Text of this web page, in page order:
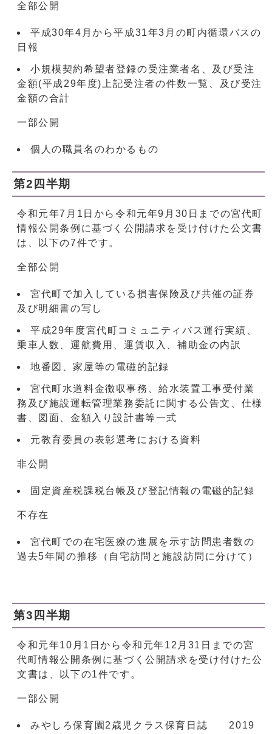
全部公開
平成30年4月から平成31年3月の町内循環バスの
日報
小規模契約希望者登録の受注業者名、及び受注
金額(平成29年度)上記受注者の件数一覧、及び受注
金額の合計
一部公開
個人の職員名のわかるもの
第2四半期
令和元年7月1日から令和元年9月30日までの宮代町
情報公開条例に基づく公開請求を受け付けた公文書
は、以下の7件です。
全部公開
宮代町で加入している損害保険及び共催の証券
及び明細書の写し
平成29年度宮代町コミュニティバス運行実績、
乗車人数、運航費用、運賃収入、補助金の内訳
地番図、家屋等の電磁的記録
宮代町水道料金徴収事務、給水装置工事受付業
務及び施設運転管理業務委託に関する公告文、仕様
書、図面、金額入り設計書等一式
元教育委員の表彰選考における資料
非公開
固定資産税課税台帳及び登記情報の電磁的記録
不存在
宮代町での在宅医療の進展を示す訪問患者数の
過去5年間の推移（自宅訪問と施設訪問に分けて）
第3四半期
令和元年10月1日から令和元年12月31日までの宮
代町情報公開条例に基づく公開請求を受け付けた公
文書は、以下の1件です。
一部公開
みやしろ保育園2歳児クラス保育日誌 2019